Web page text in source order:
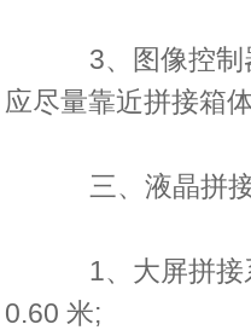
3、图像控制器
应尽量靠近拼接箱
三、液晶拼接
1、大屏拼接系
0.60 米;